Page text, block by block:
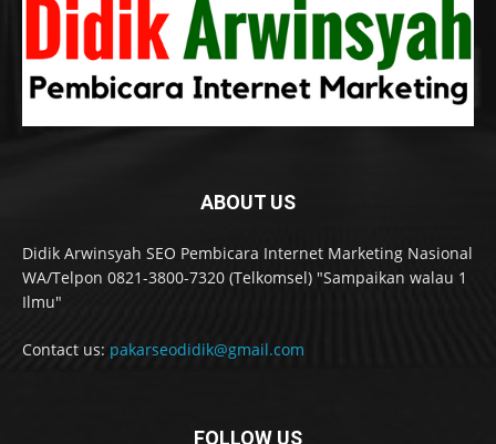
ABOUT US
Didik Arwinsyah SEO Pembicara Internet Marketing Nasional
WA/Telpon 0821-3800-7320 (Telkomsel) "Sampaikan walau 1
Ilmu"
Contact us: pakarseodidik@gmail.com
FOLLOW US